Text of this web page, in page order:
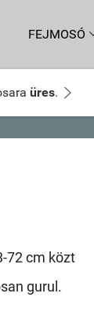
FEJMOSÓ
üres. 
72 cm közt
gurul.